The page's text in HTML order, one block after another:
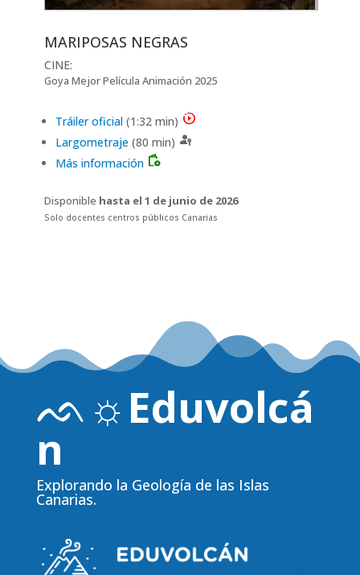
MARIPOSAS NEGRAS
CINE:
Goya Mejor Película Animación 2025
Tráiler oficial(1:32 min) motion_play
Largometraje(80 min) passkey
Más información books_movies_and_music
Disponible hasta el 1 de junio de 2026
Solo docentes centros públicos Canarias
ᨒ☼Eduvolcá
n
Explorando la Geología de las Islas
Canarias.